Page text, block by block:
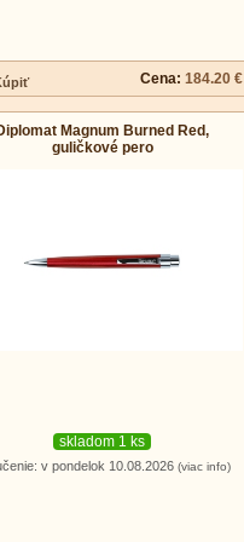
Cena: 184.20 €
Magnum Burned Red,
guličkové pero
skladom 1 ks
v pondelok 10.08.2026 (viac info)